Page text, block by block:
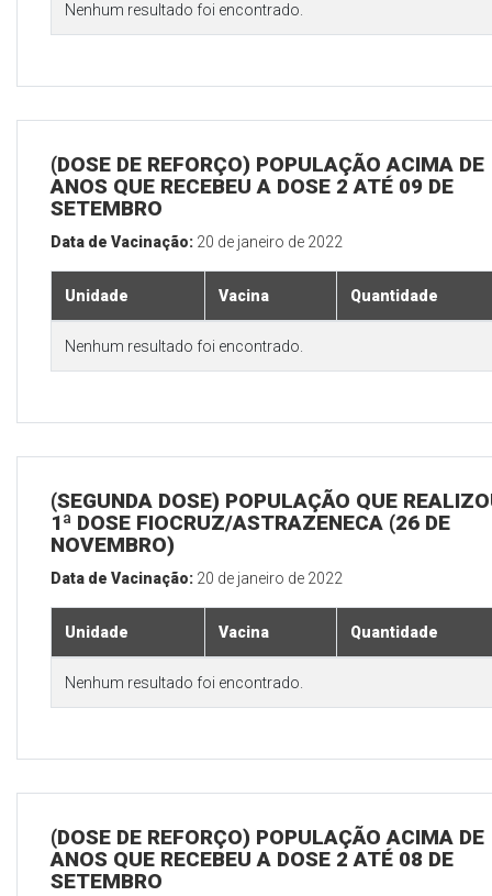
Nenhum resultado foi encontrado.
(DOSE DE REFORÇO) POPULAÇÃO ACIMA DE
ANOS QUE RECEBEU A DOSE 2 ATÉ 09 DE
SETEMBRO
Data de Vacinação: 20 de janeiro de 2022
Unidade Vacina Quantidade
Nenhum resultado foi encontrado.
(SEGUNDA DOSE) POPULAÇÃO QUE
1ª DOSE FIOCRUZ/ASTRAZENECA (26 DE
NOVEMBRO)
Data de Vacinação: 20 de janeiro de 2022
Unidade Vacina Quantidade
Nenhum resultado foi encontrado.
(DOSE DE REFORÇO) POPULAÇÃO ACIMA DE
ANOS QUE RECEBEU A DOSE 2 ATÉ 08 DE
SETEMBRO